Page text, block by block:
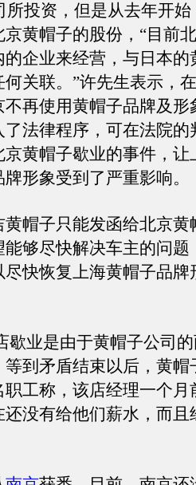
所投资，但是从去年开
黄帽子的股份，“目前
的企业来经营，与日本的
关联。”许先生表示，
不再使用黄帽子品牌及形
法律程序，可在法院的
黄帽子歇业的事件，让
形象受到了严重影响。
子只能发函给北京黄
够尽快解决车主的问题
快恢复上海黄帽子品牌
业是由于黄帽子公司的
到矛盾结束以后，黄帽
工称，该店经理一个月
还没有给他们薪水，而且